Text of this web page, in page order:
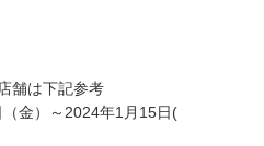
舗は下記参考
（金）～2024年1月15日(